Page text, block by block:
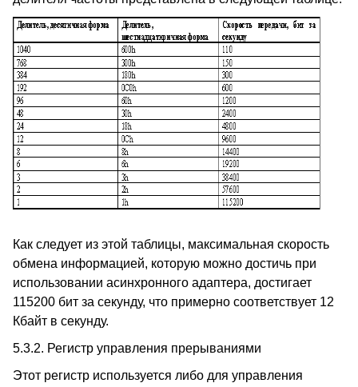
Как следует из этой таблицы, максимальная скорость
обмена информацией, которую можно достичь при
использовании асинхронного адаптера, достигает
115200 бит за секунду, что примерно соответствует 12
Кбайт в секунду.
5.3.2. Регистр управления прерываниями
Этот регистр используется либо для управления